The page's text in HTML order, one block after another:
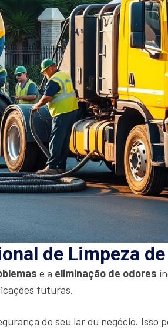
de Limpeza
e a eliminação de odores
futuras.
do seu lar ou negócio. Isso